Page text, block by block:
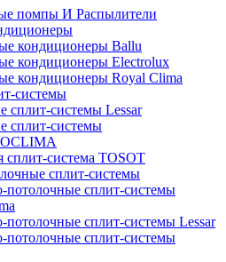
помпы И Распылители
кондиционеры Ballu
кондиционеры Electrolux
кондиционеры Royal Clima
системы
сплит-системы Lessar
сплит-системы
сплит-система TOSOT
сплит-системы
потолочные сплит-системы
потолочные сплит-системы Lessar
потолочные сплит-системы